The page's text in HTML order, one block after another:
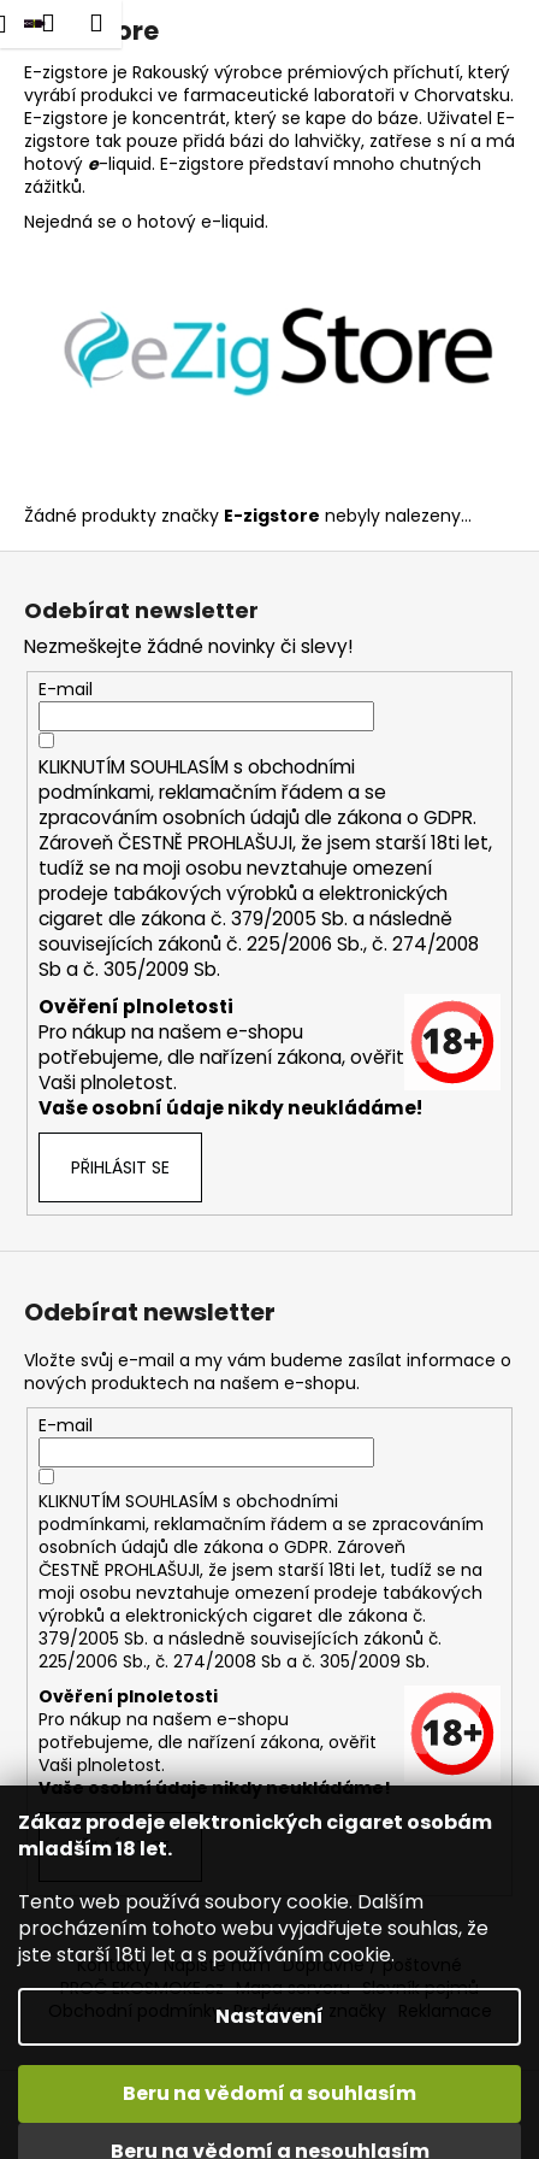
Zákaz prodeje elektronických cigaret osobám
mladším 18 let.
Tento web používá soubory cookie. Dalším
procházením tohoto webu vyjadřujete souhlas, že
jste starší 18ti let a s používáním cookie.
Nastavení
Beru na vědomí a nesouhlasím
Beru na vědomí a souhlasím
Přejít
na
obsah
Přihlášení
Nákupní
košík
Menu
E-zigstore
E-zigstore je Rakouský výrobce prémiových příchutí, který
vyrábí produkci ve farmaceutické laboratoři v Chorvatsku.
E-zigstore je koncentrát, který se kape do báze. Uživatel E-
zigstore tak pouze přidá bázi do lahvičky, zatřese s ní a má
hotový e-liquid. E-zigstore představí mnoho chutných
zážitků.
Nejedná se o hotový e-liquid.
Žádné produkty značky E-zigstore nebyly nalezeny...
K
o
C
o
p
o
e
j
í
t
?
HLEDAT
D
o
p
u
u
e
BF
SS316
ATOMIZER
0,6OHM
48
Kč
Z
Odebírat newsletter
Nezmeškejte žádné novinky či slevy!
E-mail
KLIKNUTÍM SOUHLASÍM s obchodními
podmínkami,reklamačním řádem a se
zpracováním osobních údajů dle zákona oGDPR.
Zároveň ČESTNĚ PROHLAŠUJI, že jsem starší 18ti let,
tudíž se na moji osobu nevztahuje omezení
prodeje tabákových výrobků a elektronických
cigaret dle zákona č. 379/2005 Sb. a následně
souvisejících zákonů č. 225/2006 Sb., č. 274/2008
Sb a č. 305/2009 Sb.
Ověření plnoletosti
Pro nákup na našem e-shopu
potřebujeme, dle nařízení zákona, ověřit
Vaši plnoletost.
Vaše osobní údaje nikdy neukládáme!
PŘIHLÁSIT SE
Odebírat newsletter
Vložte svůj e-mail a my vám budeme zasílat informace o
nových produktech na našem e-shopu.
E-mail
KLIKNUTÍM SOUHLASÍM s obchodními
podmínkami, reklamačním řádem a se zpracováním
osobních údajů dle zákona o GDPR. Zároveň
ČESTNĚ PROHLAŠUJI, že jsem starší 18ti let, tudíž se na
moji osobu nevztahuje omezení prodeje tabákových
výrobků a elektronických cigaret dle zákona č.
379/2005 Sb. a následně souvisejících zákonů č.
225/2006 Sb., č. 274/2008 Sb a č. 305/2009 Sb.
Ověření plnoletosti
Pro nákup na našem e-shopu
potřebujeme, dle nařízení zákona, ověřit
Vaši plnoletost.
Vaše osobní údaje nikdy neukládáme!
PŘIHLÁSIT SE
Kontakty Napište nám Dopravné / poštovné
PROČ EKOSMOKE.cz Mapa serveru Slovník pojmů
Obchodní podmínky Prodávané značky
Vytvořil Shoptet
Copyright 2026EKOSMOKE - Specialista na e-cigarety.
Všechna práva vyhrazena. Upravit nastavení cookies